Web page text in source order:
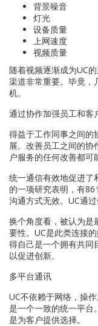
背景噪音
灯光
设备质量
上网速度
视频质量
随着视频逐渐成为UC
渠道非常重要。毕竟，
机。
通过协作加强员工和客
得益于工作同事之间的
展。改善员工之间的协
户服务的任何改善都可
统一通信有效地促进了
的一项研究表明，有
沟通方式无效。UC通
换个角度看，被认为是
要性。UC是此类连接
得自己是一个拥有共同
以促进创新。
多平台通讯
UC不依赖于网络，操
是一个一致的统一平台
是为客户提供选择。